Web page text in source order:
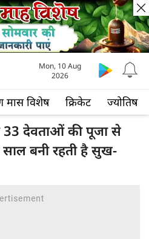
मास विशेष क्रिकेट ज्योतिष
Mon, 10 Aug
2026
देवताओं की पूजा से
बनी रहती है सुख-